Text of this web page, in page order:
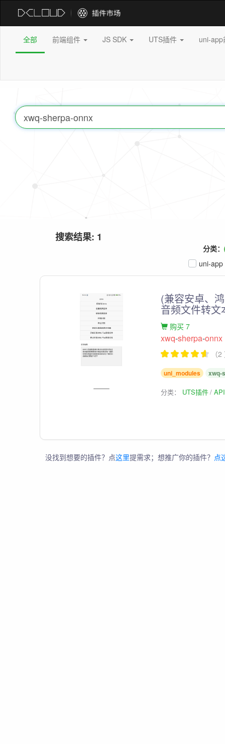
全部 前端组件 JS SDK UTS插件 uni-
搜索结果: 1
分类：
uni-app
(兼容安卓、
音频文件转文
购买 7
xwq-sherpa-onnx
（
uni_modules xwq-
分类： UTS插件
没找到想要的插件？点这里提需求；想推广你的插件？ 点